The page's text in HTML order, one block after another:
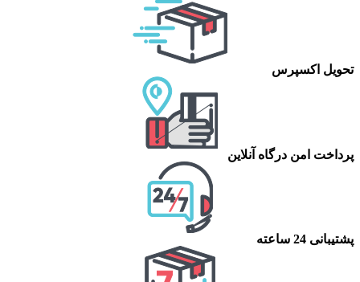
تحویل اکسپرس
پرداخت امن درگاه آنلاین
پشتیبانی 24 ساعته